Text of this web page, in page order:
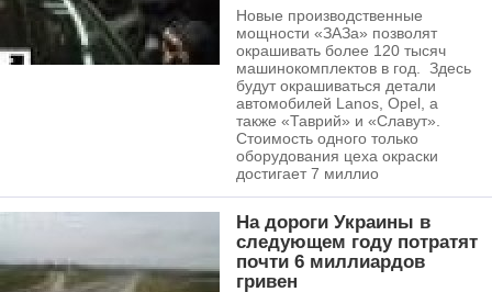
Новые производственные
мощности «ЗАЗа» позволят
окрашивать более 120 тысяч
машинокомплектов в год. Здесь
будут окрашиваться детали
автомобилей Lanos, Opel, а
также «Таврий» и «Славут».
Стоимость одного только
оборудования цеха окраски
достигает 7 миллио
На дороги Украины в
следующем году потратят
почти 6 миллиардов
гривен